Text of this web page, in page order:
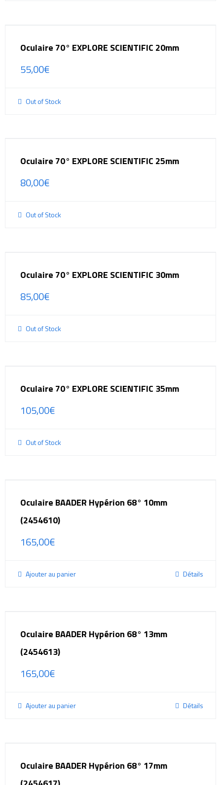
Oculaire 70° EXPLORE SCIENTIFIC 20mm
55,00€
Out of Stock
Oculaire 70° EXPLORE SCIENTIFIC 25mm
80,00€
Out of Stock
Oculaire 70° EXPLORE SCIENTIFIC 30mm
85,00€
Out of Stock
Oculaire 70° EXPLORE SCIENTIFIC 35mm
105,00€
Out of Stock
Oculaire BAADER Hypérion 68° 10mm
(2454610)
165,00€
Ajouter au panier Détails
Oculaire BAADER Hypérion 68° 13mm
(2454613)
165,00€
Ajouter au panier Détails
Oculaire BAADER Hypérion 68° 17mm